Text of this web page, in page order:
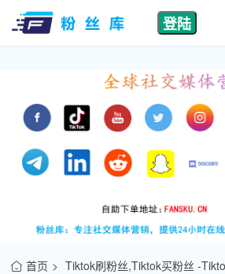
登陆
首页
Tiktok刷粉丝,Tiktok买粉丝 -